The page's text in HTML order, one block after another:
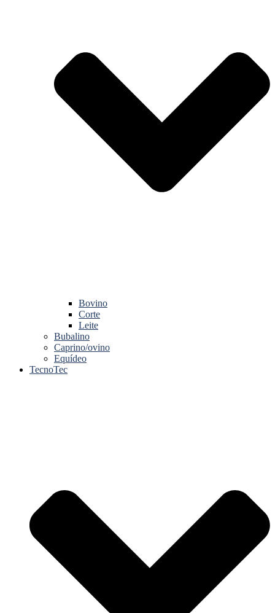
Bovino
Corte
Leite
Bubalino
Caprino/ovino
Equídeo
TecnoTec